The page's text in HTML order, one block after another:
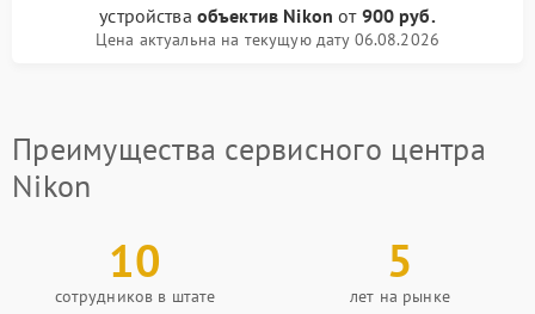
устройства объектив Nikon от 900 руб.
Цена актуальна на текущую дату 06.08.2026
Преимущества сервисного центра
Nikon
10
сотрудников в штате
5
лет на рынке